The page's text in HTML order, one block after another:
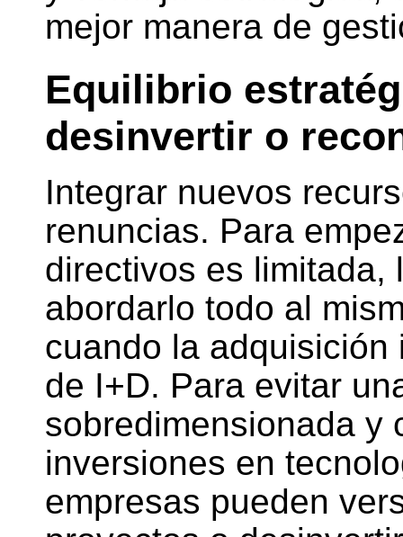
mejor manera de
Equilibrio
desinvertir o
Integrar nuevos
renuncias. Para
directivos es limitada,
abordarlo todo al
cuando la
de I+D. Para evitar
sobredimensionada y
inversiones en
empresas pueden